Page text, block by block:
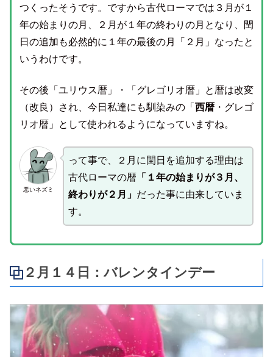
つくったそうです。ですから古代ローマでは３月が１
年の始まりの月、２月が１年の終わりの月となり、閏
日の追加も必然的に１年の最後の月「２月」なったと
いうわけです。
その後「ユリウス暦」・「グレゴリオ暦」と暦は改変
（改良）され、今日私達にも馴染みの「 西暦・グレゴ
リオ暦」として使われるようになっていますね。
悪いネズミ
って事で、２月に閏日を追加する理由は
古代ローマの暦 「１年の始まりが３月、
終わりが２月」 だった事に由来していま
す。
２月１４日：バレンタインデー